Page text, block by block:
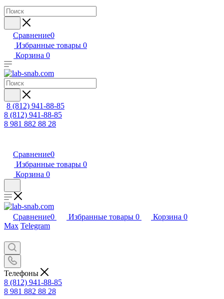
Сравнение0
Избранные товары 0
Корзина 0
8 (812) 941-88-85
8 (812) 941-88-85
8 981 882 88 28
Сравнение0
Избранные товары 0
Корзина 0
Сравнение0 Избранные товары 0 Корзина 0
Max Telegram
Телефоны
8 (812) 941-88-85
8 981 882 88 28